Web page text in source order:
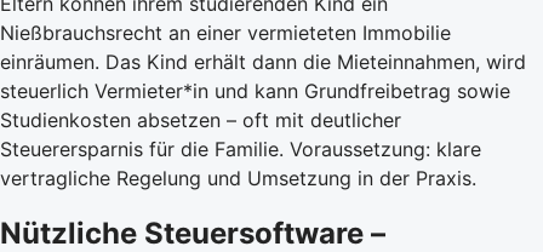
Nießbrauchsrecht an einer vermieteten Immobilie
einräumen. Das Kind erhält dann die Mieteinnahmen, wird
steuerlich Vermieter*in und kann Grundfreibetrag sowie
Studienkosten absetzen – oft mit deutlicher
Steuerersparnis für die Familie. Voraussetzung: klare
vertragliche Regelung und Umsetzung in der Praxis.
Nützliche Steuersoftware –